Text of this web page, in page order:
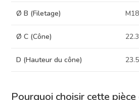
Ø B (Filetage)
Ø C (Cône)
D (Hauteur du cône)
Pourquoi choisir cette